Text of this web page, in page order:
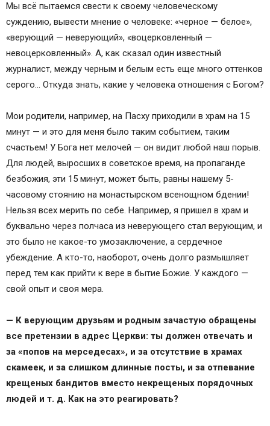
Мы всё пытаемся свести к своему человеческому
суждению, вывести мнение о человеке: «черное — белое»,
«верующий — неверующий», «воцерковленный —
невоцерковленный». А, как сказал один известный
журналист, между черным и белым есть еще много оттенков
серого… Откуда знать, какие у человека отношения с Богом?
Мои родители, например, на Пасху приходили в храм на 15
минут — и это для меня было таким событием, таким
счастьем! У Бога нет мелочей — он видит любой наш порыв.
Для людей, выросших в советское время, на пропаганде
безбожия, эти 15 минут, может быть, равны нашему 5-
часовому стоянию на монастырском всенощном бдении!
Нельзя всех мерить по себе. Например, я пришел в храм и
буквально через полчаса из неверующего стал верующим, и
это было не какое-то умозаключение, а сердечное
убеждение. А кто-то, наоборот, очень долго размышляет
перед тем как прийти к вере в бытие Божие. У каждого —
свой опыт и своя мера.
— К верующим друзьям и родным зачастую обращены
все претензии в адрес Церкви: ты должен отвечать и
за «попов на мерседесах», и за отсутствие в храмах
скамеек, и за слишком длинные посты, и за отпевание
крещеных бандитов вместо некрещеных порядочных
людей и т. д. Как на это реагировать?